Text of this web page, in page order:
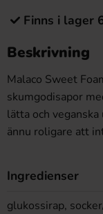
Finns i lager
Beskrivning
Malaco Sweet
skumgodisapor
lätta och
ännu roligare att
Ingredienser
glukossirap,